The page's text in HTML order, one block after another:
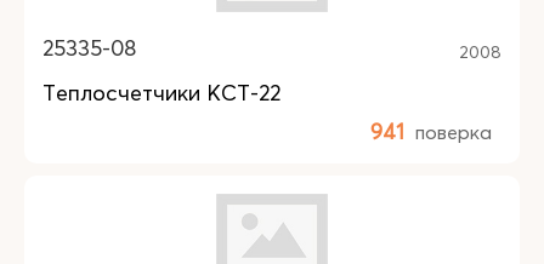
25335-08 2008
Теплосчетчики КСТ-22
941 поверка